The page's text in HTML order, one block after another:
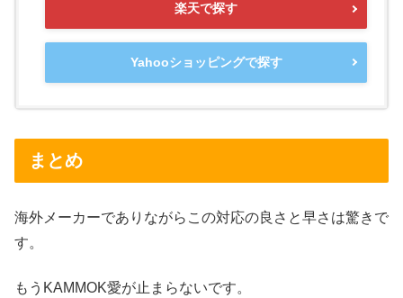
楽天で探す
Yahooショッピングで探す
まとめ
海外メーカーでありながらこの対応の良さと早さは驚きで
す。
もうKAMMOK愛が止まらないです。